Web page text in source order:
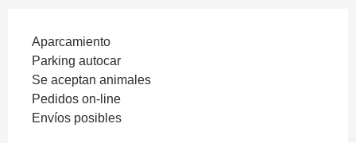
Aparcamiento
Parking autocar
Se aceptan animales
Pedidos on-line
Envíos posibles